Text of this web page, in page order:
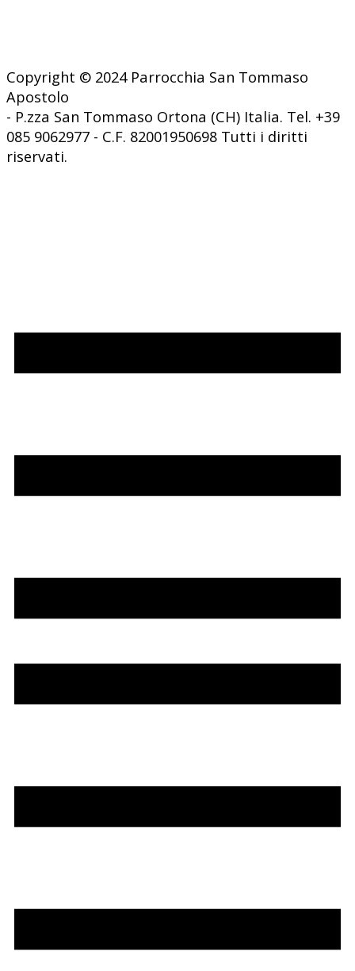
Copyright © 2024 Parrocchia San Tommaso
Apostolo
- P.zza San Tommaso Ortona (CH) Italia. Tel. +39
085 9062977 - C.F. 82001950698 Tutti i diritti
riservati.